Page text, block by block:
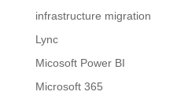
infrastructure migration
Lync
Micosoft Power BI
Microsoft 365